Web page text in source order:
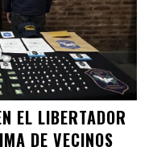
EL LIBERTADOR
DE VECINOS